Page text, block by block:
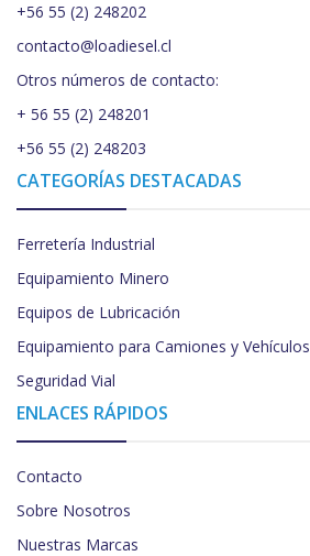
+56 55 (2) 248202
contacto@loadiesel.cl
Otros números de contacto:
+ 56 55 (2) 248201
+56 55 (2) 248203
CATEGORÍAS DESTACADAS
Ferretería Industrial
Equipamiento Minero
Equipos de Lubricación
Equipamiento para Camiones y Vehículos
Seguridad Vial
ENLACES RÁPIDOS
Contacto
Sobre Nosotros
Nuestras Marcas